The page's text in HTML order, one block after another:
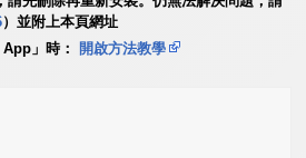
）並附上本頁網址
」時：
開啟方法教學